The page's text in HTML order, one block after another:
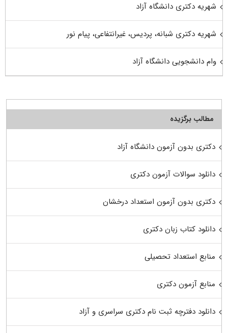
شهریه دکتری دانشگاه آزاد
شهریه دکتری شبانه، پردیس، غیرانتفاعی، پیام نور
وام دانشجویی دانشگاه آزاد
مطالب برگزیده
دکتری بدون آزمون دانشگاه آزاد
دانلود سوالات آزمون دکتری
دکتری بدون آزمون استعداد درخشان
دانلود کتاب زبان دکتری
منابع استعداد تحصیلی
منابع آزمون دکتری
دانلود دفترچه ثبت نام دکتری سراسری و آزاد